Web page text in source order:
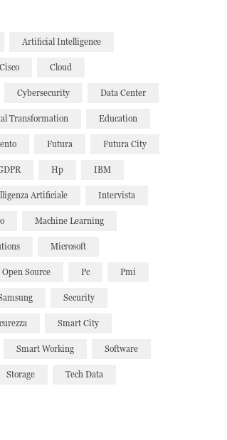
Artificial Intelligence
Cisco Cloud
Cybersecurity Data Center
Transformation Education
Futura Futura City
Hp IBM
Artificiale Intervista
Machine Learning
Microsoft
Open Source Pc Pmi
Security
Smart City
Smart Working Software
Storage Tech Data